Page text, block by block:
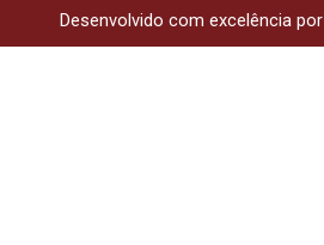
Desenvolvido com excelência por